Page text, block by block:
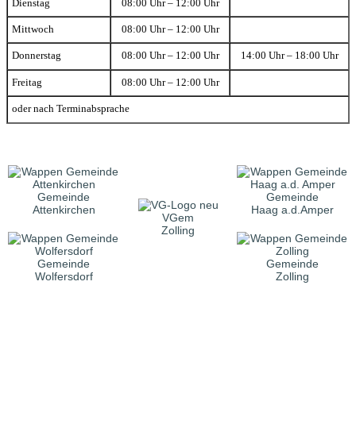
Dienstag 08:00 Uhr – 12:00 Uhr
Mittwoch 08:00 Uhr – 12:00 Uhr
Donnerstag 08:00 Uhr – 12:00 Uhr 14:00 Uhr – 18:00 Uhr
Freitag 08:00 Uhr – 12:00 Uhr
oder nach Terminabsprache
Gemeinde
Attenkirchen
VGem
Zolling
Gemeinde
Haag a.d.Amper
Gemeinde
Wolfersdorf
Gemeinde
Zolling